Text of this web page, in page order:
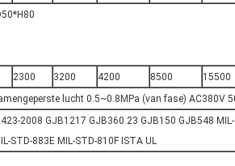
2300 3200 4200 8500 15500
lucht 0.5~0.8MPa (van fase) AC380V
2008 GJB1217 GJB360.23 GJB150 GJB548 MIL-
STD-883E MIL-STD-810F ISTA UL